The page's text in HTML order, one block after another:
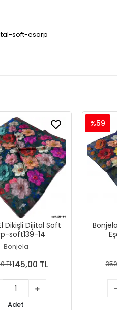
soft-esarp
Dikişli Dijital Soft
soft139-14
Bonjela
TL145,00 TL
Adet
%59